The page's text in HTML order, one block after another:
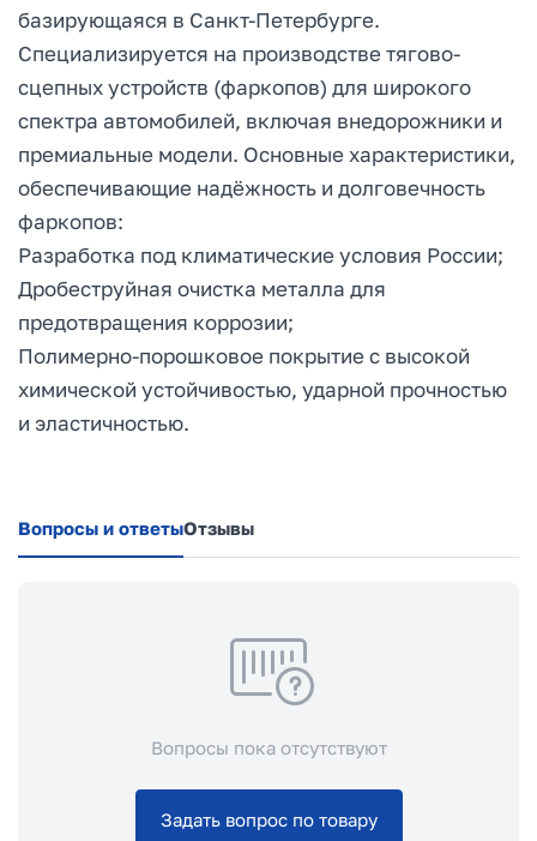
базирующаяся в Санкт-Петербурге.
Специализируется на производстве тягово-
сцепных устройств (фаркопов) для широкого
спектра автомобилей, включая внедорожники и
премиальные модели. Основные характеристики,
обеспечивающие надёжность и долговечность
фаркопов:
Разработка под климатические условия России;
Дробеструйная очистка металла для
предотвращения коррозии;
Полимерно-порошковое покрытие с высокой
химической устойчивостью, ударной прочностью
и эластичностью.
Вопросы и ответыОтзывы
Вопросы пока отсутствуют
Задать вопрос по товару